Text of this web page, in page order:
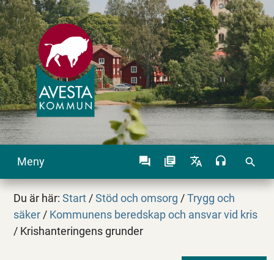
Meny search
Du är här:Start / Stöd och omsorg / Trygg och
säker / Kommunens beredskap och ansvar vid kris
/ Krishanteringens grunder